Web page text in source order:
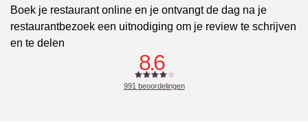
Boek je restaurant online en je ontvangt de dag na je
restaurantbezoek een uitnodiging om je review te schrijven
en te delen
8.6
991 beoordelingen